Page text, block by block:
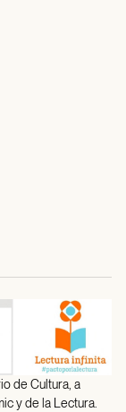
de Cultura, a
y de la Lectura.